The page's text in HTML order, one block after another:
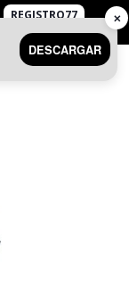
REGISTRO77
DESCARGAR
✕